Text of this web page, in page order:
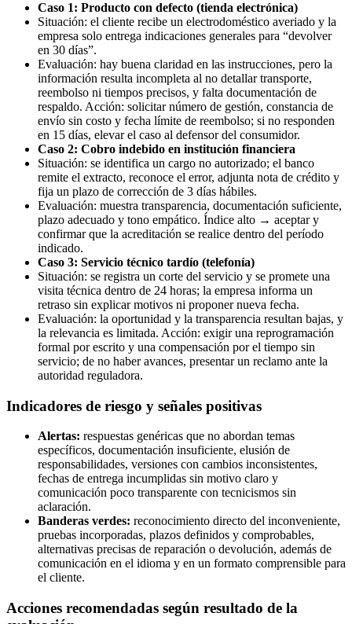
Caso 1: Producto con defecto (tienda electrónica)
Situación: el cliente recibe un electrodoméstico averiado y la
empresa solo entrega indicaciones generales para “devolver
en 30 días”.
Evaluación: hay buena claridad en las instrucciones, pero la
información resulta incompleta al no detallar transporte,
reembolso ni tiempos precisos, y falta documentación de
respaldo. Acción: solicitar número de gestión, constancia de
envío sin costo y fecha límite de reembolso; si no responden
en 15 días, elevar el caso al defensor del consumidor.
Caso 2: Cobro indebido en institución financiera
Situación: se identifica un cargo no autorizado; el banco
remite el extracto, reconoce el error, adjunta nota de crédito y
fija un plazo de corrección de 3 días hábiles.
Evaluación: muestra transparencia, documentación suficiente,
plazo adecuado y tono empático. Índice alto → aceptar y
confirmar que la acreditación se realice dentro del período
indicado.
Caso 3: Servicio técnico tardío (telefonía)
Situación: se registra un corte del servicio y se promete una
visita técnica dentro de 24 horas; la empresa informa un
retraso sin explicar motivos ni proponer nueva fecha.
Evaluación: la oportunidad y la transparencia resultan bajas, y
la relevancia es limitada. Acción: exigir una reprogramación
formal por escrito y una compensación por el tiempo sin
servicio; de no haber avances, presentar un reclamo ante la
autoridad reguladora.
Indicadores de riesgo y señales positivas
Alertas: respuestas genéricas que no abordan temas
específicos, documentación insuficiente, elusión de
responsabilidades, versiones con cambios inconsistentes,
fechas de entrega incumplidas sin motivo claro y
comunicación poco transparente con tecnicismos sin
aclaración.
Banderas verdes: reconocimiento directo del inconveniente,
pruebas incorporadas, plazos definidos y comprobables,
alternativas precisas de reparación o devolución, además de
comunicación en el idioma y en un formato comprensible para
el cliente.
Acciones recomendadas según resultado de la